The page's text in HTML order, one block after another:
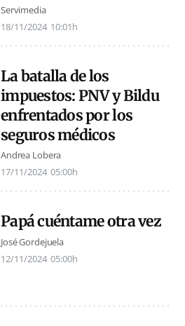
Servimedia
18/11/2024 10:01h
La batalla de los
impuestos: PNV y Bildu
enfrentados por los
seguros médicos
Andrea Lobera
17/11/2024 05:00h
Papá cuéntame otra vez
José Gordejuela
12/11/2024 05:00h